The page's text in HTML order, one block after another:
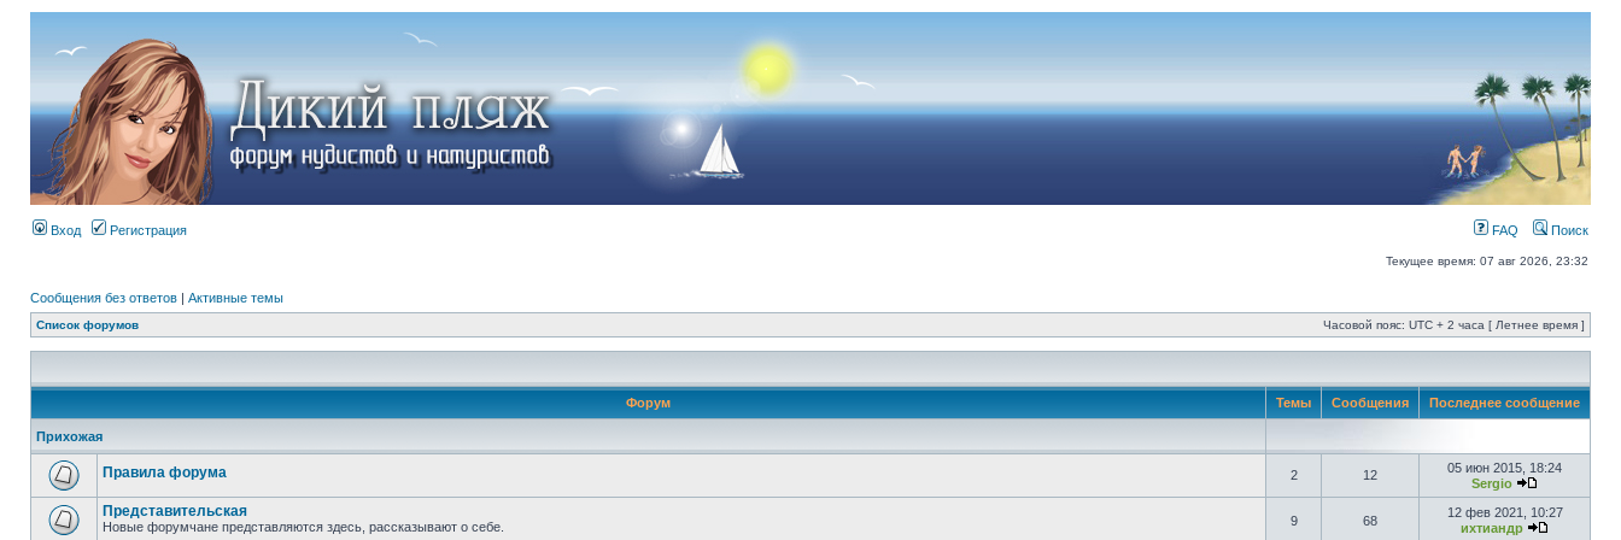
Вход Регистрация FAQ Поиск
Текущее время: 07 авг 2026, 23:32
Сообщения без ответов | Активные темы
Список форумов Часовой пояс: UTC + 2 часа [ Летнее время ]
Форум Темы Сообщения Последнее сообщение
Прихожая
Правила форума 2 12
05 июн 2015, 18:24
Sergio
Представительская
Новые форумчане представляются здесь, рассказывают о себе. 9 68
12 фев 2021, 10:27
ихтиандр